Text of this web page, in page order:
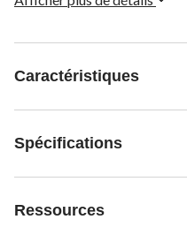
maison ou plus longtemps.
chargez la batterie et sortez
Caractéristiques
Spécifications
Ressources